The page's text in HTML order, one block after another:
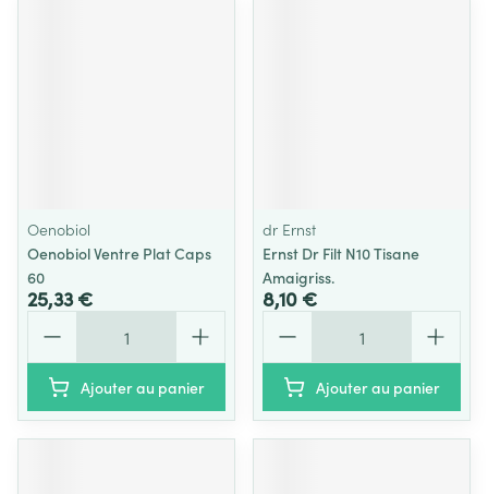
Oenobiol
Oenobiol Ventre Plat Caps
60
25,33 €
Ajouter au panier
dr Ernst
Ernst Dr Filt N10 Tisane
Amaigriss.
8,10 €
Ajouter au panier